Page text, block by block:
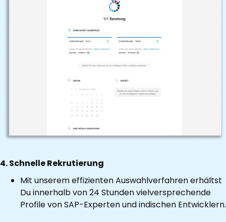
4. Schnelle Rekrutierung
Mit unserem effizienten Auswahlverfahren erhältst
Du innerhalb von 24 Stunden vielversprechende
Profile von SAP-Experten und indischen Entwicklern.